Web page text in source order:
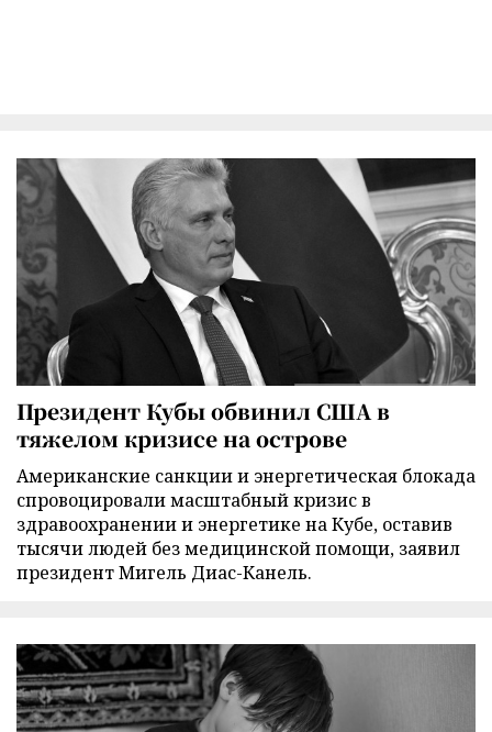
Президент Кубы обвинил США в
тяжелом кризисе на острове
Американские санкции и энергетическая блокада
спровоцировали масштабный кризис в
здравоохранении и энергетике на Кубе, оставив
тысячи людей без медицинской помощи, заявил
президент Мигель Диас-Канель.